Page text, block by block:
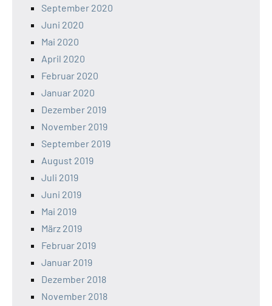
September 2020
Juni 2020
Mai 2020
April 2020
Februar 2020
Januar 2020
Dezember 2019
November 2019
September 2019
August 2019
Juli 2019
Juni 2019
Mai 2019
März 2019
Februar 2019
Januar 2019
Dezember 2018
November 2018